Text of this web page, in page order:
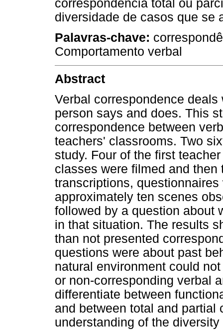
correspondência total ou
diversidade de casos que se
Palavras-chave:
Comportamento verbal
Abstract
Verbal correspondence
person says and does. This
correspondence between
teachers' classrooms. Two
study. Four of the first
classes were filmed and
transcriptions,
approximately ten scenes
followed by a question about
in that situation. The results
than not presented
questions were about past
natural environment could
or non-corresponding verbal
differentiate between
and between total and partial
understanding of the